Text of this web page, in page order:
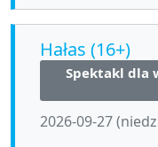
Hałas (16+)
Spektakl dla
2026-09-27